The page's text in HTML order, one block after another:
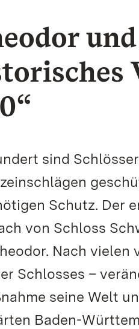
sind
Schutz. Der
von Schloss
Nach vielen
Schlosses –
seine Welt
Baden-